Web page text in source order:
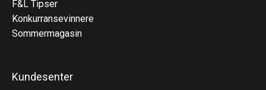
F&L Tipser
Konkurransevinnere
Sommermagasin
Kundesenter